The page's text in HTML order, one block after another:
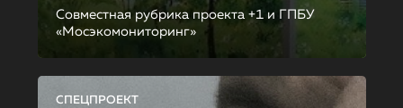
Совместная рубрика проекта +1 и ГПБУ
«Мосэкомониторинг»
СПЕЦПРОЕКТ